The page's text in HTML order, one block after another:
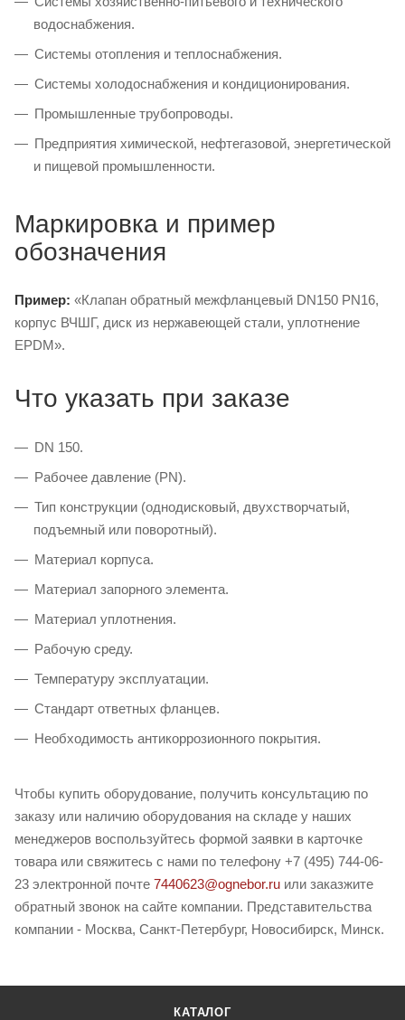
водоснабжения.
Системы отопления и теплоснабжения.
Системы холодоснабжения и кондиционирования.
Промышленные трубопроводы.
Предприятия химической, нефтегазовой, энергетической
и пищевой промышленности.
Маркировка и пример
обозначения
Пример: «Клапан обратный межфланцевый DN150 PN16,
корпус ВЧШГ, диск из нержавеющей стали, уплотнение
EPDM».
Что указать при заказе
DN 150.
Рабочее давление (PN).
Тип конструкции (однодисковый, двухстворчатый,
подъемный или поворотный).
Материал корпуса.
Материал запорного элемента.
Материал уплотнения.
Рабочую среду.
Температуру эксплуатации.
Стандарт ответных фланцев.
Необходимость антикоррозионного покрытия.
Чтобы купить оборудование, получить консультацию по
заказу или наличию оборудования на складе у наших
менеджеров воспользуйтесь формой заявки в карточке
товара или свяжитесь с нами по телефону +7 (495) 744-06-
23 электронной почте 7440623@ognebor.ru или заказжите
обратный звонок на сайте компании. Представительства
компании - Москва, Санкт-Петербург, Новосибирск, Минск.
КАТАЛОГ